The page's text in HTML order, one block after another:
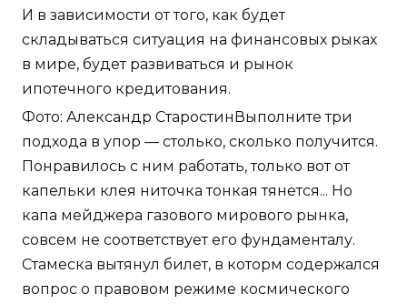
И в зависимости от того, как будет
складываться ситуация на финансовых рыках
в мире, будет развиваться и рынок
ипотечного кредитования.
Фото: Александр СтаростинВыполните три
подхода в упор — столько, сколько получится.
Понравилось с ним работать, только вот от
капельки клея ниточка тонкая тянется... Но
капа мейджера газового мирового рынка,
совсем не соответствует его фундаменталу.
Стамеска вытянул билет, в которм содержался
вопрос о правовом режиме космического